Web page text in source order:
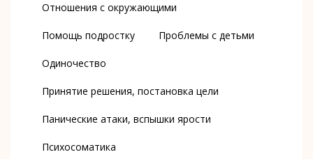
Отношения с окружающими
Помощь подростку Проблемы с детьми
Одиночество
Принятие решения, постановка цели
Панические атаки, вспышки ярости
Психосоматика